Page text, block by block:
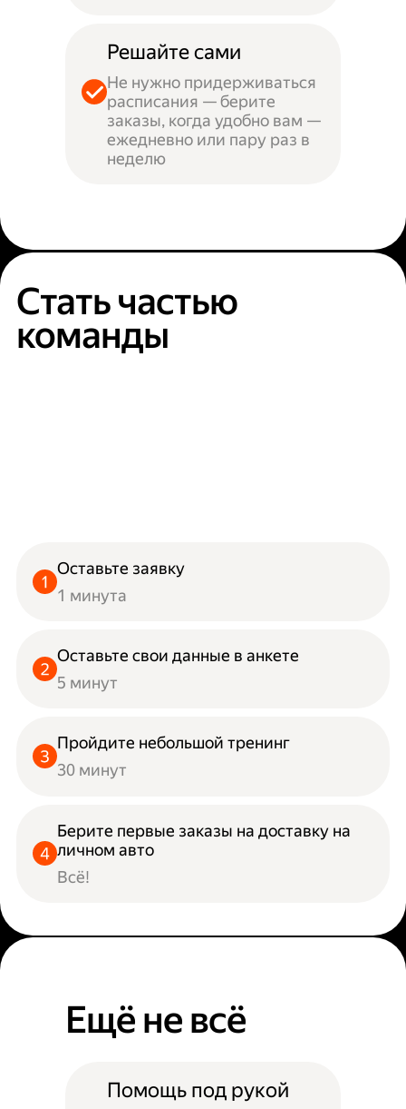
Решайте сами
Не нужно придерживаться
расписания — берите
заказы, когда удобно вам —
ежедневно или пару раз в
неделю
Стать частью
команды
Оставьте заявку
1 минута
Оставьте свои данные в анкете
5 минут
Пройдите небольшой тренинг
30 минут
Берите первые заказы на доставку на
личном авто
Всё!
Ещё не всё
Помощь под рукой